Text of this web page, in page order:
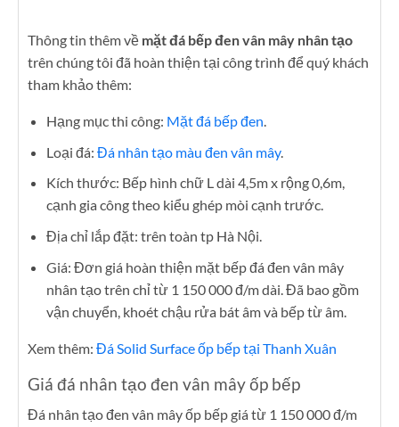
Thông tin thêm về mặt đá bếp đen vân mây nhân tạo
trên chúng tôi đã hoàn thiện tại công trình để quý khách
tham khảo thêm:
Hạng mục thi công: Mặt đá bếp đen.
Loại đá: Đá nhân tạo màu đen vân mây.
Kích thước: Bếp hình chữ L dài 4,5m x rộng 0,6m,
cạnh gia công theo kiểu ghép mòi cạnh trước.
Địa chỉ lắp đặt: trên toàn tp Hà Nội.
Giá: Đơn giá hoàn thiện mặt bếp đá đen vân mây
nhân tạo trên chỉ từ 1 150 000 đ/m dài. Đã bao gồm
vận chuyển, khoét chậu rửa bát âm và bếp từ âm.
Xem thêm: Đá Solid Surface ốp bếp tại Thanh Xuân
Giá đá nhân tạo đen vân mây ốp bếp
Đá nhân tạo đen vân mây ốp bếp giá từ 1 150 000 đ/m